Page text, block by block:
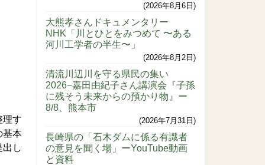
理す
基本
し
2026年8月6日
大熊孝さんドキュメンタリー
NHK「川とひとをみつめて 〜ある
河川工学者の半生〜」
2026年8月2日
清流川辺川を守る県民の集い
2026−嘉田由紀子さん講演会『子孫
に残そう未来からの預かり物』ー
8/8、熊本市
2026年7月31日
長崎県の「石木ダムに係る有識者
の意見を聞く場」ーYouTube動画
と資料